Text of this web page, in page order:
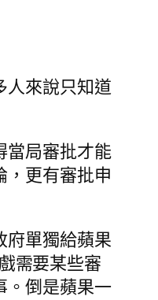
人來說只知道
當局審批才能
，更有審批申
府單獨給蘋果
需要某些審
。倒是蘋果一